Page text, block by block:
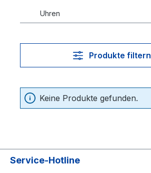
Uhren
Produkte filtern
Keine Produkte gefunden.
Service-Hotline